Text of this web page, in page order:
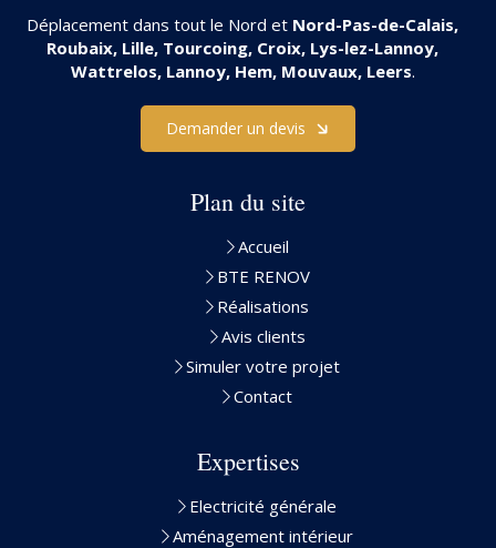
Déplacement dans tout le Nord et Nord-Pas-de-Calais,
Roubaix, Lille, Tourcoing, Croix, Lys-lez-Lannoy,
Wattrelos, Lannoy, Hem, Mouvaux, Leers.
Demander un devis
Plan du site
Accueil
BTE RENOV
Réalisations
Avis clients
Simuler votre projet
Contact
Expertises
Electricité générale
Aménagement intérieur